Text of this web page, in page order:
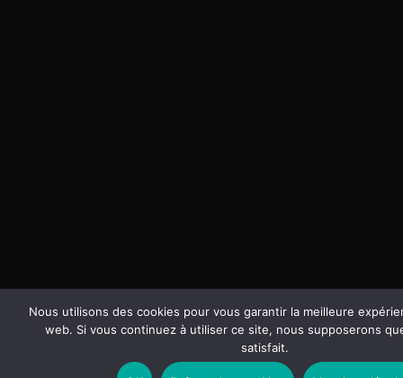
Nous utilisons des cookies pour vous garantir la meilleure
web. Si vous continuez à utiliser ce site, nous supposerons
satisfait.